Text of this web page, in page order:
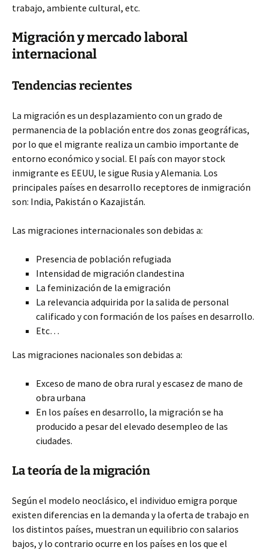
trabajo, ambiente cultural, etc.
Migración y mercado laboral
internacional
Tendencias recientes
La migración es un desplazamiento con un grado de
permanencia de la población entre dos zonas geográficas,
por lo que el migrante realiza un cambio importante de
entorno económico y social. El país con mayor stock
inmigrante es EEUU, le sigue Rusia y Alemania. Los
principales países en desarrollo receptores de inmigración
son: India, Pakistán o Kazajistán.
Las migraciones internacionales son debidas a:
Presencia de población refugiada
Intensidad de migración clandestina
La feminización de la emigración
La relevancia adquirida por la salida de personal
calificado y con formación de los países en desarrollo.
Etc…
Las migraciones nacionales son debidas a:
Exceso de mano de obra rural y escasez de mano de
obra urbana
En los países en desarrollo, la migración se ha
producido a pesar del elevado desempleo de las
ciudades.
La teoría de la migración
Según el modelo neoclásico, el individuo emigra porque
existen diferencias en la demanda y la oferta de trabajo en
los distintos países, muestran un equilibrio con salarios
bajos, y lo contrario ocurre en los países en los que el